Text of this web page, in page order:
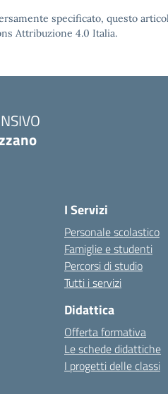
specificato, questo
Attribuzione 4.0 Italia.
I Servizi
Personale scolastico
Famiglie e studenti
Percorsi di studio
Tutti i servizi
Didattica
Offerta formativa
Le schede didattiche
I progetti delle classi